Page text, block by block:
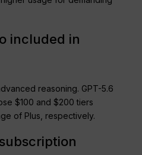
included in
reasoning. GPT-5.6
$100 and $200 tiers
of Plus, respectively.